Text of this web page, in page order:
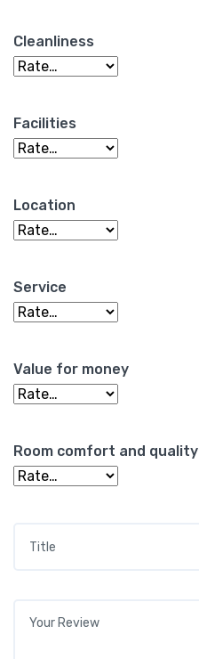
Cleanliness
Facilities
Location
Service
Value for money
Room comfort and quality